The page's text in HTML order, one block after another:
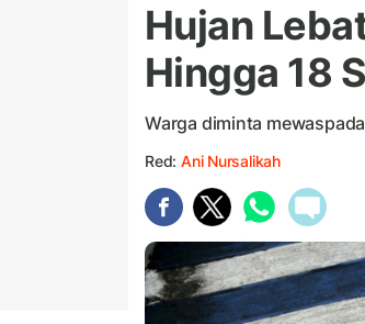
Hujan
Hingga 18
Warga diminta
Red: Ani Nursalikah